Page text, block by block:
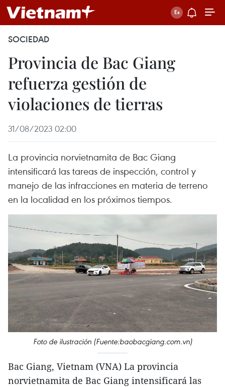
SOCIEDAD
Provincia de Bac Giang
refuerza gestión de
violaciones de tierras
31/08/2023 02:00
La provincia norvietnamita de Bac Giang
intensificará las tareas de inspección, control y
manejo de las infracciones en materia de terreno
en la localidad en los próximos tiempos.
Foto de ilustración (Fuente:baobacgiang.com.vn)
Bac Giang, Vietnam (VNA) La provincia
norvietnamita de Bac Giang intensificará las